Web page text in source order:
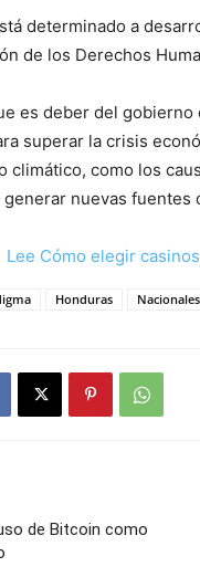
determinado a
de los Derechos
es deber del
superar la crisis
climático, como los
nuevas
Lee Cómo elegir
Honduras Nacionales
de Bitcoin como